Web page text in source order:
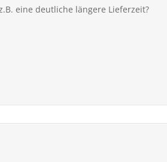
eine deutliche längere Lieferzeit?